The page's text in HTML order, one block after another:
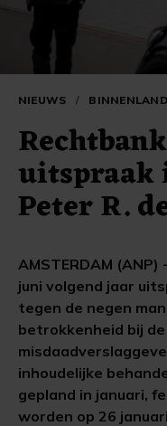
NIEUWS / BINNENLAND
uitspraak
Peter R.
AMSTERDAM
juni volgend jaar
tegen de negen
betrokkenheid bij
inhoudelijke
gepland in januari,
worden op 26